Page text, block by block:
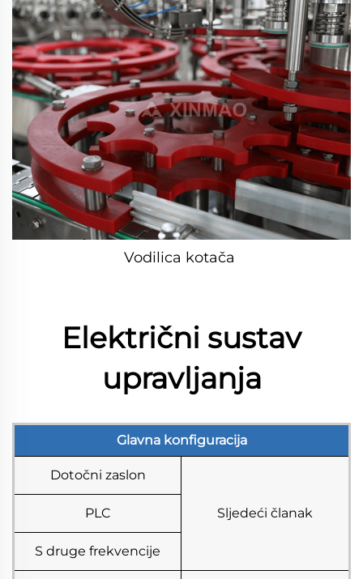
Vodilica kotača
Električni sustav
upravljanja
Glavna konfiguracija
Dotočni zaslon
Sljedeći članak
PLC
S druge frekvencije